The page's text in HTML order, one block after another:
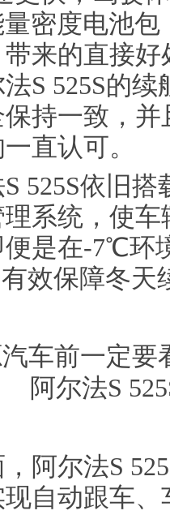
量密度电池
来的直接
S 525S的
持一致，
直认可。
525S依旧
系统，使
是在-7℃环
效保障冬天
阿尔法S
自动跟车